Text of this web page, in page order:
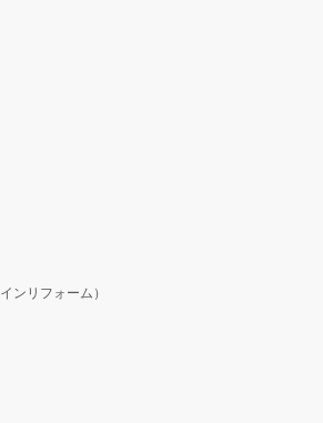
ンリフォーム）